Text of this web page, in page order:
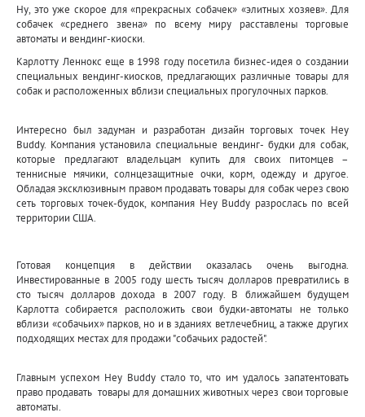
Ну, это уже скорое для «прекрасных собачек» «элитных хозяев». Для
собачек «среднего звена» по всему миру расставлены торговые
автоматы и вендинг-киоски.
Карлотту Ленноксеще в 1998 году посетила бизнес-идея о создании
специальных вендинг-киосков, предлагающих различные товары для
собак и расположенных вблизи специальных прогулочных парков.
Интересно был задуман и разработан дизайн торговых точек Hey
Buddy. Компания установила специальные вендинг- будки для собак,
которые предлагают владельцам купить для своих питомцев –
теннисные мячики, солнцезащитные очки, корм, одежду и другое.
Обладая эксклюзивным правом продавать товары для собак через свою
сеть торговых точек-будок, компания Hey Buddy разрослась по всей
территории США.
Готовая концепция в действии оказалась очень выгодна.
Инвестированные в 2005 году шесть тысяч долларов превратились в
сто тысяч долларов дохода в 2007 году. В ближайшем будущем
Карлотта собирается расположить свои будки-автоматы не только
вблизи «собачьих» парков, но и в зданиях ветлечебниц, а также других
подходящих местах для продажи "собачьих радостей".
Главным успехом Hey Buddyстало то, что им удалось запатентовать
право продавать товары для домашних животных через свои торговые
автоматы.